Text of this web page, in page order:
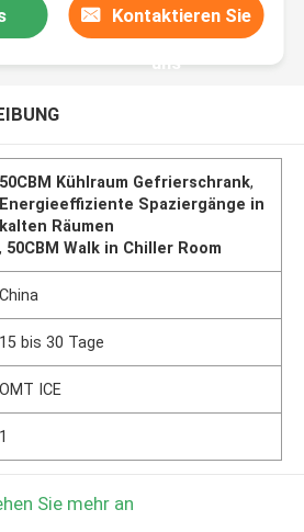
Kontaktieren Sie
uns
50CBM Kühlraum Gefrierschrank,
Energieeffiziente Spaziergänge in
kalten Räumen
, 50CBM Walk in Chiller Room
China
15 bis 30 Tage
OMT ICE
1
Sie mehr an